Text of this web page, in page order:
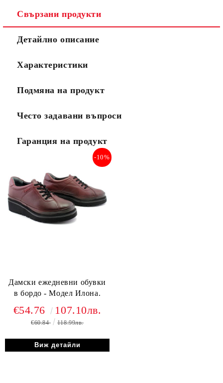
Ние ще се свържем с вас в рамките на работния ден.
Свързани продукти
Детайлно описание
Характеристики
Подмяна на продукт
Често задавани въпроси
Гаранция на продукт
Дамски ежедневни обувки
в бордо - Модел Илона.
-10%
€54.76 107.10лв.
€60.84 118.99лв.
Виж детайли